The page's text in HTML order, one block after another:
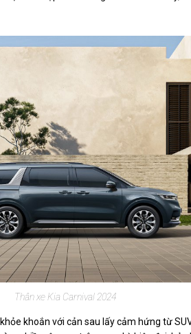
Thân xe Kia Carnival 2024
khoắn với cản sau lấy cảm hứng từ